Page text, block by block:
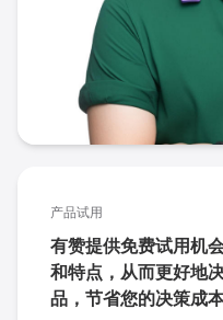
产品试用
有赞提供免费试用机会
和特点，从而更好地
品，节省您的决策成